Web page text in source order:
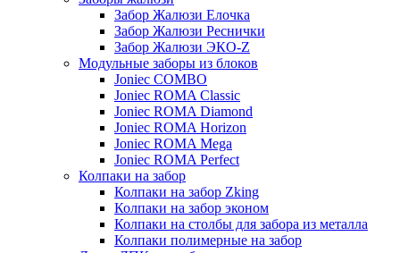
Забор Жалюзи Елочка
Забор Жалюзи Реснички
Забор Жалюзи ЭКО-Z
Модульные заборы из блоков
Joniec COMBO
Joniec ROMA Classic
Joniec ROMA Diamond
Joniec ROMA Horizon
Joniec ROMA Mega
Joniec ROMA Perfect
Колпаки на забор
Колпаки на забор Zking
Колпаки на забор эконом
Колпаки на столбы для забора из металла
Колпаки полимерные на забор